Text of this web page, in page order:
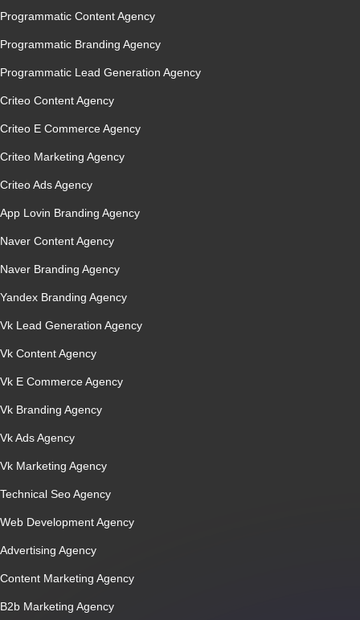
Programmatic Content Agency
Programmatic Branding Agency
Programmatic Lead Generation Agency
Criteo Content Agency
Criteo E Commerce Agency
Criteo Marketing Agency
Criteo Ads Agency
App Lovin Branding Agency
Naver Content Agency
Naver Branding Agency
Yandex Branding Agency
Vk Lead Generation Agency
Vk Content Agency
Vk E Commerce Agency
Vk Branding Agency
Vk Ads Agency
Vk Marketing Agency
Technical Seo Agency
Web Development Agency
Advertising Agency
Content Marketing Agency
B2b Marketing Agency